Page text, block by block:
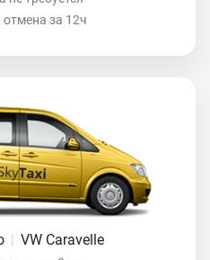
отмена за 12ч
VW Caravelle